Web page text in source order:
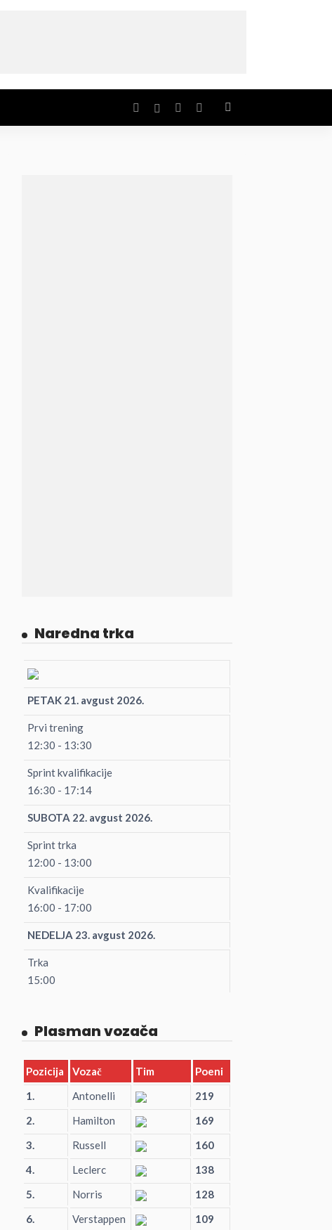
Naredna trka
PETAK 21. avgust 2026.
Prvi trening
12:30 - 13:30
Sprint kvalifikacije
16:30 - 17:14
SUBOTA 22. avgust 2026.
Sprint trka
12:00 - 13:00
Kvalifikacije
16:00 - 17:00
NEDELJA 23. avgust 2026.
Trka
15:00
Plasman vozača
Pozicija Vozač Tim
Poeni
1.
Antonelli
219
2.
Hamilton
169
3.
Russell
160
4.
Leclerc
138
5.
Norris
128
6.
Verstappen
109